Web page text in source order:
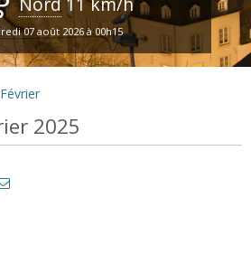
07 août 2026 à 00h15
Février
2025